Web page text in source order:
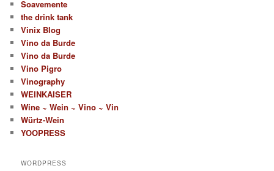
Soavemente
the drink tank
Vinix Blog
Vino da Burde
Vino da Burde
Vino Pigro
Vinography
WEINKAISER
Wine ~ Wein ~ Vino ~ Vin
Würtz-Wein
YOOPRESS
WORDPRESS